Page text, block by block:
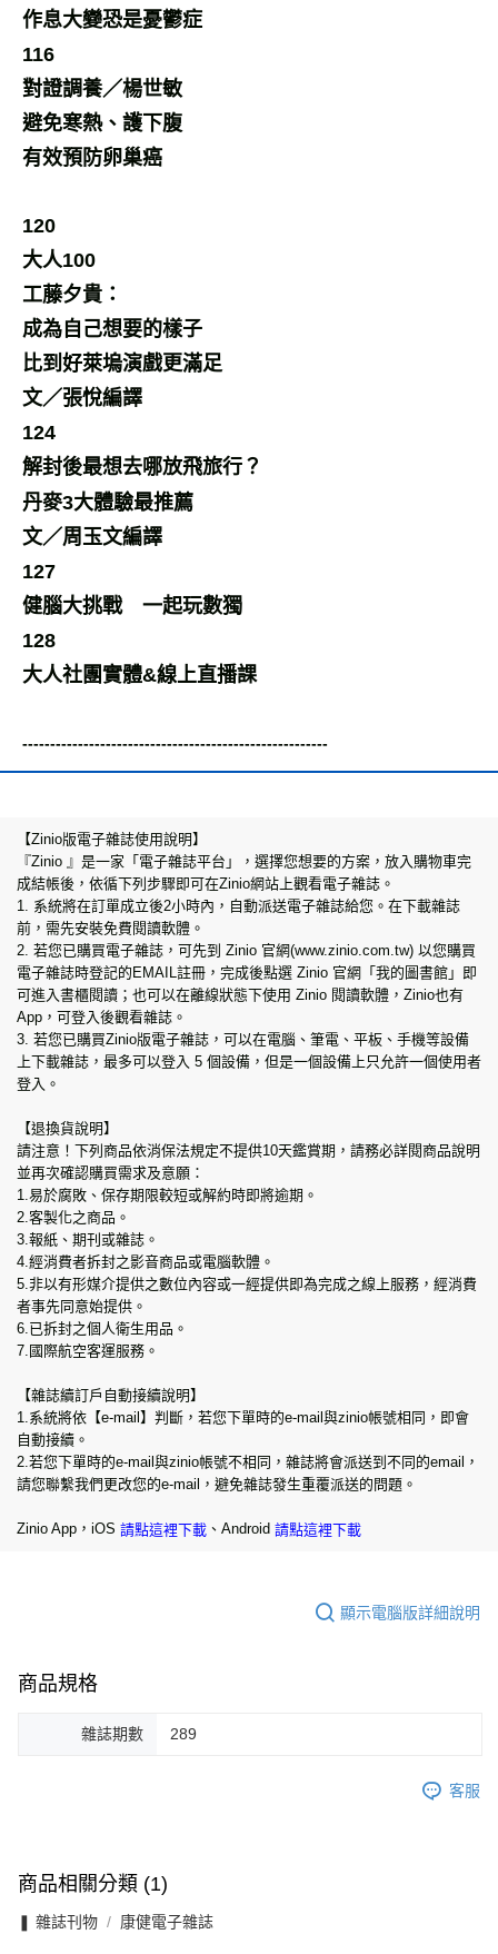
作息大變恐是憂鬱症
116
對證調養／楊世敏
避免寒熱、護下腹
有效預防卵巢癌
120
大人100
工藤夕貴：
成為自己想要的樣子
比到好萊塢演戲更滿足
文／張悅編譯
124
解封後最想去哪放飛旅行？
丹麥3大體驗最推薦
文／周玉文編譯
127
健腦大挑戰 一起玩數獨
128
大人社團實體&線上直播課
-------------------------------------------------------
【Zinio版電子雜誌使用說明】
『Zinio 』是一家「電子雜誌平台」，選擇您想要的方案，放入購物車完
成結帳後，依循下列步驟即可在Zinio網站上觀看電子雜誌。
1. 系統將在訂單成立後2小時內，自動派送電子雜誌給您。在下載雜誌
前，需先安裝免費閱讀軟體。
2. 若您已購買電子雜誌，可先到 Zinio 官網(www.zinio.com.tw) 以您購買
電子雜誌時登記的EMAIL註冊，完成後點選 Zinio 官網「我的圖書館」即
可進入書櫃閱讀；也可以在離線狀態下使用 Zinio 閱讀軟體，Zinio也有
App，可登入後觀看雜誌。
3. 若您已購買Zinio版電子雜誌，可以在電腦、筆電、平板、手機等設備
上下載雜誌，最多可以登入 5 個設備，但是一個設備上只允許一個使用者
登入。
【退換貨說明】
請注意！下列商品依消保法規定不提供10天鑑賞期，請務必詳閱商品說明
並再次確認購買需求及意願：
1.易於腐敗、保存期限較短或解約時即將逾期。
2.客製化之商品。
3.報紙、期刊或雜誌。
4.經消費者拆封之影音商品或電腦軟體。
5.非以有形媒介提供之數位內容或一經提供即為完成之線上服務，經消費
者事先同意始提供。
6.已拆封之個人衛生用品。
7.國際航空客運服務。
【雜誌續訂戶自動接續說明】
1.系統將依【e-mail】判斷，若您下單時的e-mail與zinio帳號相同，即會
自動接續。
2.若您下單時的e-mail與zinio帳號不相同，雜誌將會派送到不同的email，
請您聯繫我們更改您的e-mail，避免雜誌發生重覆派送的問題。
Zinio App，iOS 請點這裡下載 、Android 請點這裡下載
顯示電腦版詳細說明
商品規格
雜誌期數 289
客服
商品相關分類 (1)
❚ 雜誌刊物 康健電子雜誌